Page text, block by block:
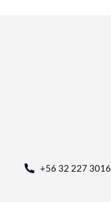
+56 32 227 3016